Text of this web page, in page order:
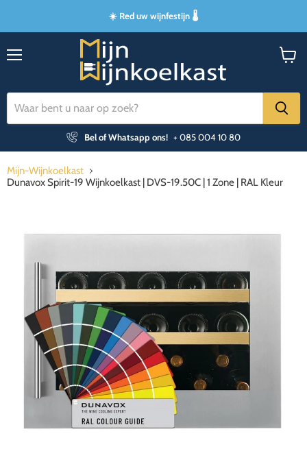
☀️ Red uw wijnfestijn 🌡️
Bel of Whatsapp ons! + 085 004 10 80
Mijn-Wijnkoelkast
Dunavox Spirit-19 Wijnkoelkast | DVS-19.50C | 1 Zone | RAL Kleur